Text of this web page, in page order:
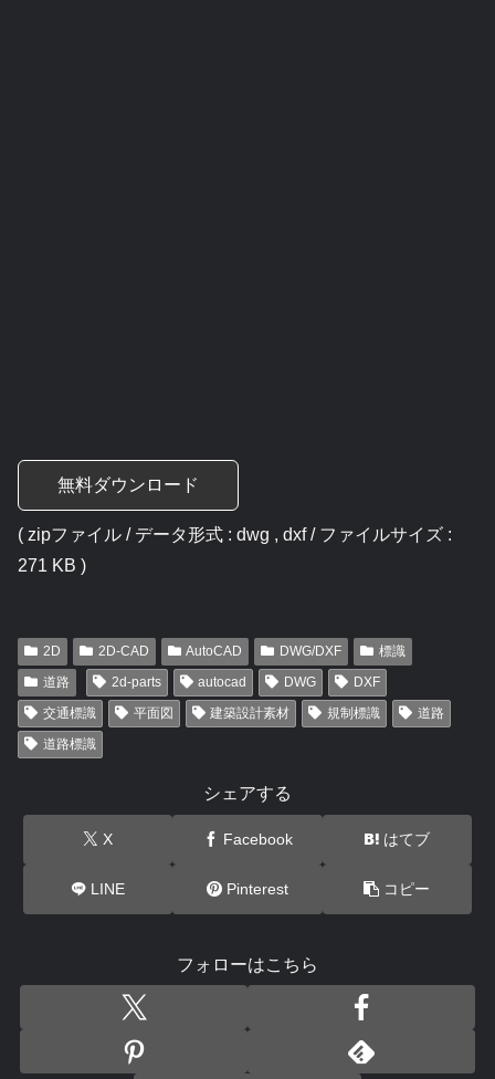
無料ダウンロード
( zipファイル / データ形式 : dwg , dxf / ファイルサイズ :
271 KB )
2D 2D-CAD AutoCAD DWG/DXF
標識
道路
2d-parts autocad DWG
DXF
交通標識
平面図 建築設計素材 規制標識
道路
道路標識
シェアする
X Facebook はてブ
LINE Pinterest コピー
フォローはこちら